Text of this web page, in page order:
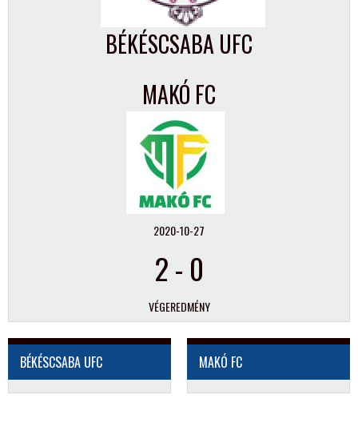
BÉKÉSCSABA UFC
MAKÓ FC
2020-10-27
2- 0
VÉGEREDMÉNY
BÉKÉSCSABA UFC MAKÓ FC